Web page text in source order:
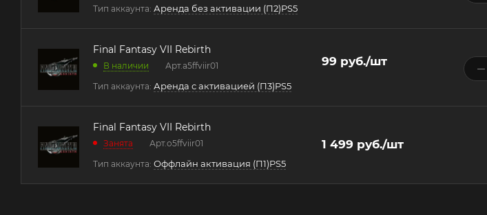
Тип аккаунта: Аренда без активации (П2)PS5
Final Fantasy VII Rebirth
В наличии Арт.a5ffviir01
Тип аккаунта: Аренда с активацией (П3)PS5
99 руб./шт
Final Fantasy VII Rebirth
Занята Арт.o5ffviir01
Тип аккаунта: Оффлайн активация (П1)PS5
1 499 руб./шт